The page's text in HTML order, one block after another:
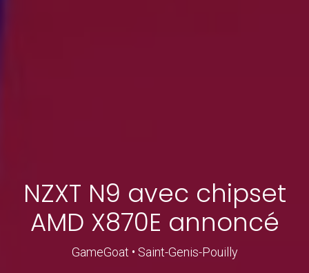
NZXT N9 avec chipset
AMD X870E annoncé
GameGoat • Saint-Genis-Pouilly